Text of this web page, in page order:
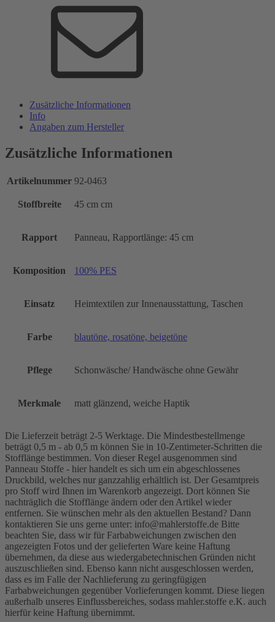
Zusätzliche Informationen
Info
Angaben zum Hersteller
Zusätzliche Informationen
Artikelnummer 92-0463
Stoffbreite 45 cm cm
Rapport Panneau, Rapportlänge: 45 cm
Komposition 100% PES
Einsatz Heimtextilen zur Innenausstattung, Taschen
Farbe blautöne, rosatöne, beigetöne
Pflege Schonwäsche/ Handwäsche ohne Gewähr
Merkmale matt glänzend, weiche Haptik
Die Lieferzeit beträgt 2-5 Werktage. Die Mindestbestellmenge
beträgt 0,5 m - ab 0,5 m können Sie in 10-Zentimeter-Schritten die
Stofflänge bestimmen. Von dieser Regel ausgenommen sind
Panneau Stoffe - hier handelt es sich um ein abgeschlossenes
Druckbild, welches nur ganzzahlig erhältlich ist. Der Gesamtpreis
pro Stoff wird Ihnen im Warenkorb angezeigt. Dort können Sie
nachträglich die Stofflänge ändern oder den Artikel wieder
entfernen. Sie wünschen mehr als den aktuellen Bestand? Dann
kontaktieren Sie uns gerne unter: info@mahlerstoffe.de Bitte
beachten Sie, dass wir für Farbabweichungen zwischen den
angezeigten Fotos und der gelieferten Ware keine Haftung
übernehmen, da diese aus wiedergabetechnischen Gründen nicht
auszuschließen sind. Ebenso kann nicht ausgeschlossen werden,
dass es im Falle der Nachlieferung zu geringfügigen
Farbabweichungen gegenüber Vorlieferungen kommt. Diese liegen
außerhalb unseres Einflussbereiches, sodass mahler.stoffe e.K. auch
hierfür keine Haftung übernimmt.